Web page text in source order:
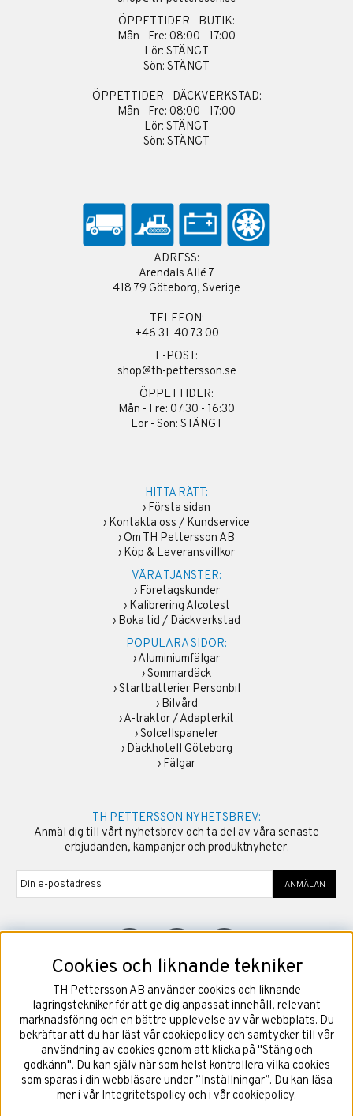
ÖPPETTIDER - BUTIK:
Mån - Fre: 08:00 - 17:00
Lör: STÄNGT
Sön: STÄNGT
ÖPPETTIDER - DÄCKVERKSTAD:
Mån - Fre: 08:00 - 17:00
Lör: STÄNGT
Sön: STÄNGT
ADRESS:
Arendals Allé 7
418 79 Göteborg, Sverige
TELEFON:
+46 31-40 73 00
E-POST:
shop@th-pettersson.se
ÖPPETTIDER:
Mån - Fre: 07:30 - 16:30
Lör - Sön: STÄNGT
HITTA RÄTT:
› Första sidan
› Kontakta oss / Kundservice
› Om TH Pettersson AB
› Köp & Leveransvillkor
VÅRA TJÄNSTER:
› Företagskunder
› Kalibrering Alcotest
› Boka tid / Däckverkstad
POPULÄRA SIDOR:
›Aluminiumfälgar
›Sommardäck
›Startbatterier Personbil
› Bilvård
›A-traktor / Adapterkit
›Solcellspaneler
› Däckhotell Göteborg
› Fälgar
TH PETTERSSON NYHETSBREV:
Anmäl dig till vårt nyhetsbrev och ta del av våra senaste
erbjudanden, kampanjer och produktnyheter.
ANMÄLAN
©2026Copyright TH Pettersson AB
Cookies och liknande tekniker
TH Pettersson AB använder cookies och liknande
lagringstekniker för att ge dig anpassat innehåll, relevant
marknadsföring och en bättre upplevelse av vår webbplats. Du
bekräftar att du har läst vår cookiepolicy och samtycker till vår
användning av cookies genom att klicka på "Stäng och
godkänn". Du kan själv när som helst kontrollera vilka cookies
som sparas i din webbläsare under ”Inställningar”. Du kan läsa
mer i vår Integritetspolicy och i vår cookiepolicy.